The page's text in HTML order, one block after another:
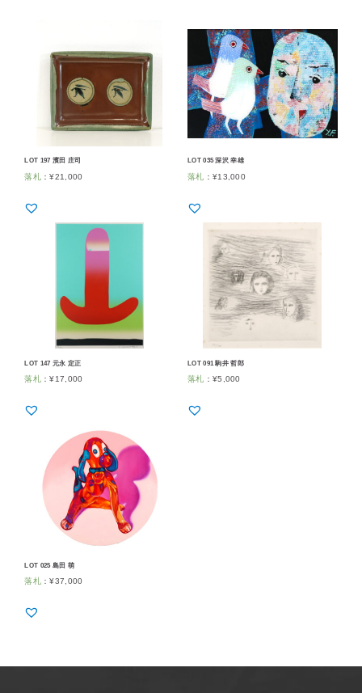
LOT 197 濱田 庄司
落札 ：¥21,000
LOT 035 深沢 幸雄
落札 ： ¥13,000
LOT 147 元永 定正
落札 ：¥17,000
LOT 091 駒井 哲郎
落札 ： ¥5,000
LOT 025 島田 萌
落札 ：¥37,000